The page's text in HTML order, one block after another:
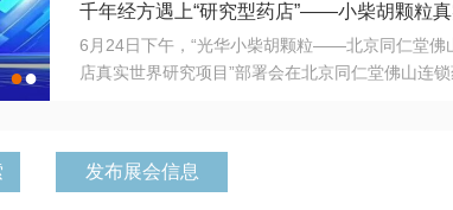
7.17 成都｜药交会·区域增长大会，赋能工商对
●●
算力突围；从中药创新、复杂药物制剂、CGT、
术攻坚，到CDMO的柔性智造。 我们致力于打破壁
室”与“生产线”、“研发端”与“支付端”深度对话，更
域增量份额夯实西南市场战略布局
千年经方遇上“研究型药店”——小柴胡颗粒
目在北京同仁堂佛山连锁启动
6月24日下午，“光华小柴胡颗粒——北京同仁堂佛
店真实世界研究项目”部署会在北京同仁堂佛山连锁
发布展会信息